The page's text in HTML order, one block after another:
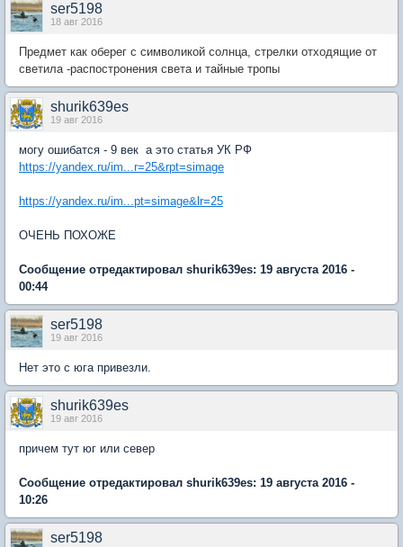
ser5198
18 авг 2016
Предмет как оберег с символикой солнца, стрелки отходящие от
светила -распостронения света и тайные тропы
shurik639es
19 авг 2016
могу ошибатся - 9 век а это статья УК РФ
https://yandex.ru/im...r=25&rpt=simage
https://yandex.ru/im...pt=simage&lr=25
ОЧЕНЬ ПОХОЖЕ
Сообщение отредактировал shurik639es: 19 августа 2016 -
00:44
ser5198
19 авг 2016
Нет это с юга привезли.
shurik639es
19 авг 2016
причем тут юг или север
Сообщение отредактировал shurik639es: 19 августа 2016 -
10:26
ser5198